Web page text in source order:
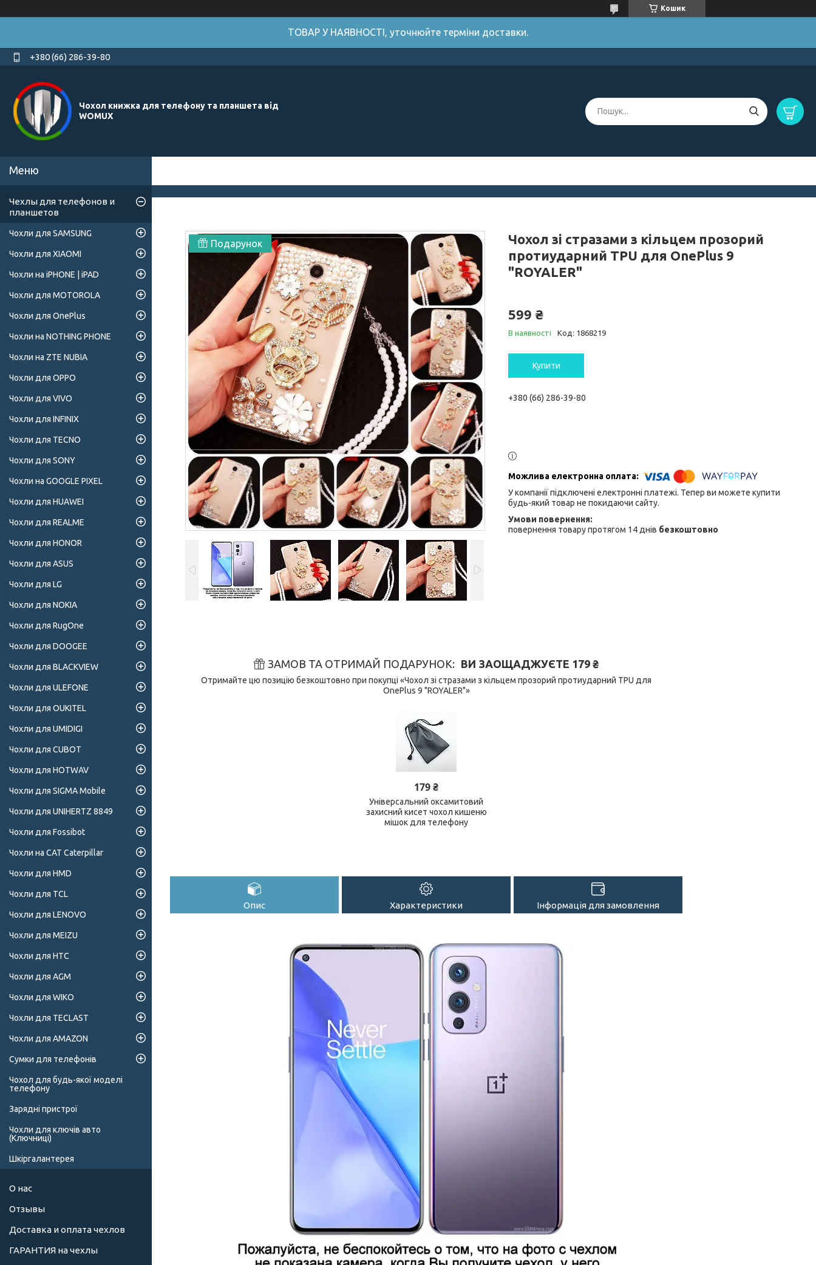
Кошик
ТОВАР У НАЯВНОСТІ, уточнюйте терміни доставки.
+380 (66) 286-39-80
Чохол книжка для телефону та планшета від
WOMUX
Подарунок
Чохол зі стразами з кільцем прозорий
протиударний TPU для OnePlus 9
"ROYALER"
599 ₴
В наявності Код: 1868219
Купити
+380 (66) 286-39-80
У компанії підключені електронні платежі. Тепер ви можете купити
будь-який товар не покидаючи сайту.
повернення товару протягом 14 днів безкоштовно
ЗАМОВ ТА ОТРИМАЙ ПОДАРУНОК ВИ ЗАОЩАДЖУЄТЕ 179 ₴
Отримайте цю позицію безкоштовно при покупці «Чохол зі стразами з кільцем прозорий протиударний TPU для
OnePlus 9 "ROYALER"»
179 ₴
Універсальний оксамитовий
захисний кисет чохол кишеню
мішок для телефону
Опис Характеристики Інформація для замовлення
Чехлы для телефонов и
планшетов
Чохли для SAMSUNG
Чохли для XIAOMI
Чохли на iPHONE | iPAD
Чохли для MOTOROLA
Чохли для OnePlus
Чохли на NOTHING PHONE
Чохли на ZTE NUBIA
Чохли для OPPO
Чохли для VIVO
Чохли для INFINIX
Чохли для TECNO
Чохли для SONY
Чохли на GOOGLE PIXEL
Чохли для HUAWEI
Чохли для REALME
Чохли для HONOR
Чохли для ASUS
Чохли для LG
Чохли для NOKIA
Чохли для RugOne
Чохли для DOOGEE
Чохли для BLACKVIEW
Чохли для ULEFONE
Чохли для OUKITEL
Чохли для UMIDIGI
Чохли для CUBOT
Чохли для HOTWAV
Чохли для SIGMA Mobile
Чохли для UNIHERTZ 8849
Чохли для Fossibot
Чохли на CAT Caterpillar
Чохли для HMD
Чохли для TCL
Чохли для LENOVO
Чохли для MEIZU
Чохли для HTC
Чохли для AGM
Чохли для WIKO
Чохли для TECLAST
Чохли для AMAZON
Сумки для телефонів
Чохол для будь-якої моделі
телефону
Зарядні пристрої
Чохли для ключів авто
(Ключниці)
Шкіргалантерея
О нас
Отзывы
Доставка и оплата чехлов
ГАРАНТИЯ на чехлы